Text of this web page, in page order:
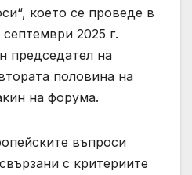
което се проведе в
2025 г.
председател на
половина на
на форума.
въпроси
с критериите